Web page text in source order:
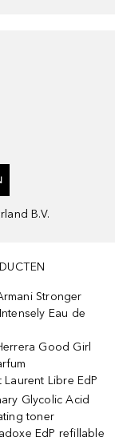
B.V.
Stronger
Eau de
Good Girl
Laurent Libre EdP
Glycolic Acid
toner
EdP refillable